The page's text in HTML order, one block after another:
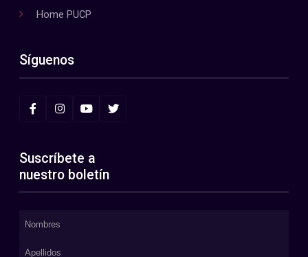
Home PUCP
Síguenos
Suscríbete a
nuestro boletín